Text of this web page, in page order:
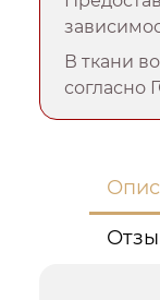
В ткани
согласно